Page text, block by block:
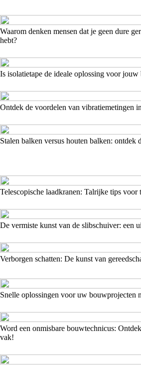
Waarom denken mensen dat je geen dure
hebt?
Is isolatietape de ideale oplossing voor
Ontdek de voordelen van vibratiemetingen
Stalen balken versus houten balken: ontdek
Telescopische laadkranen: Talrijke tips voor
De vermiste kunst van de slibschuiver: een
Verborgen schatten: De kunst van
Snelle oplossingen voor uw bouwprojecten
Word een onmisbare bouwtechnicus:
vak!